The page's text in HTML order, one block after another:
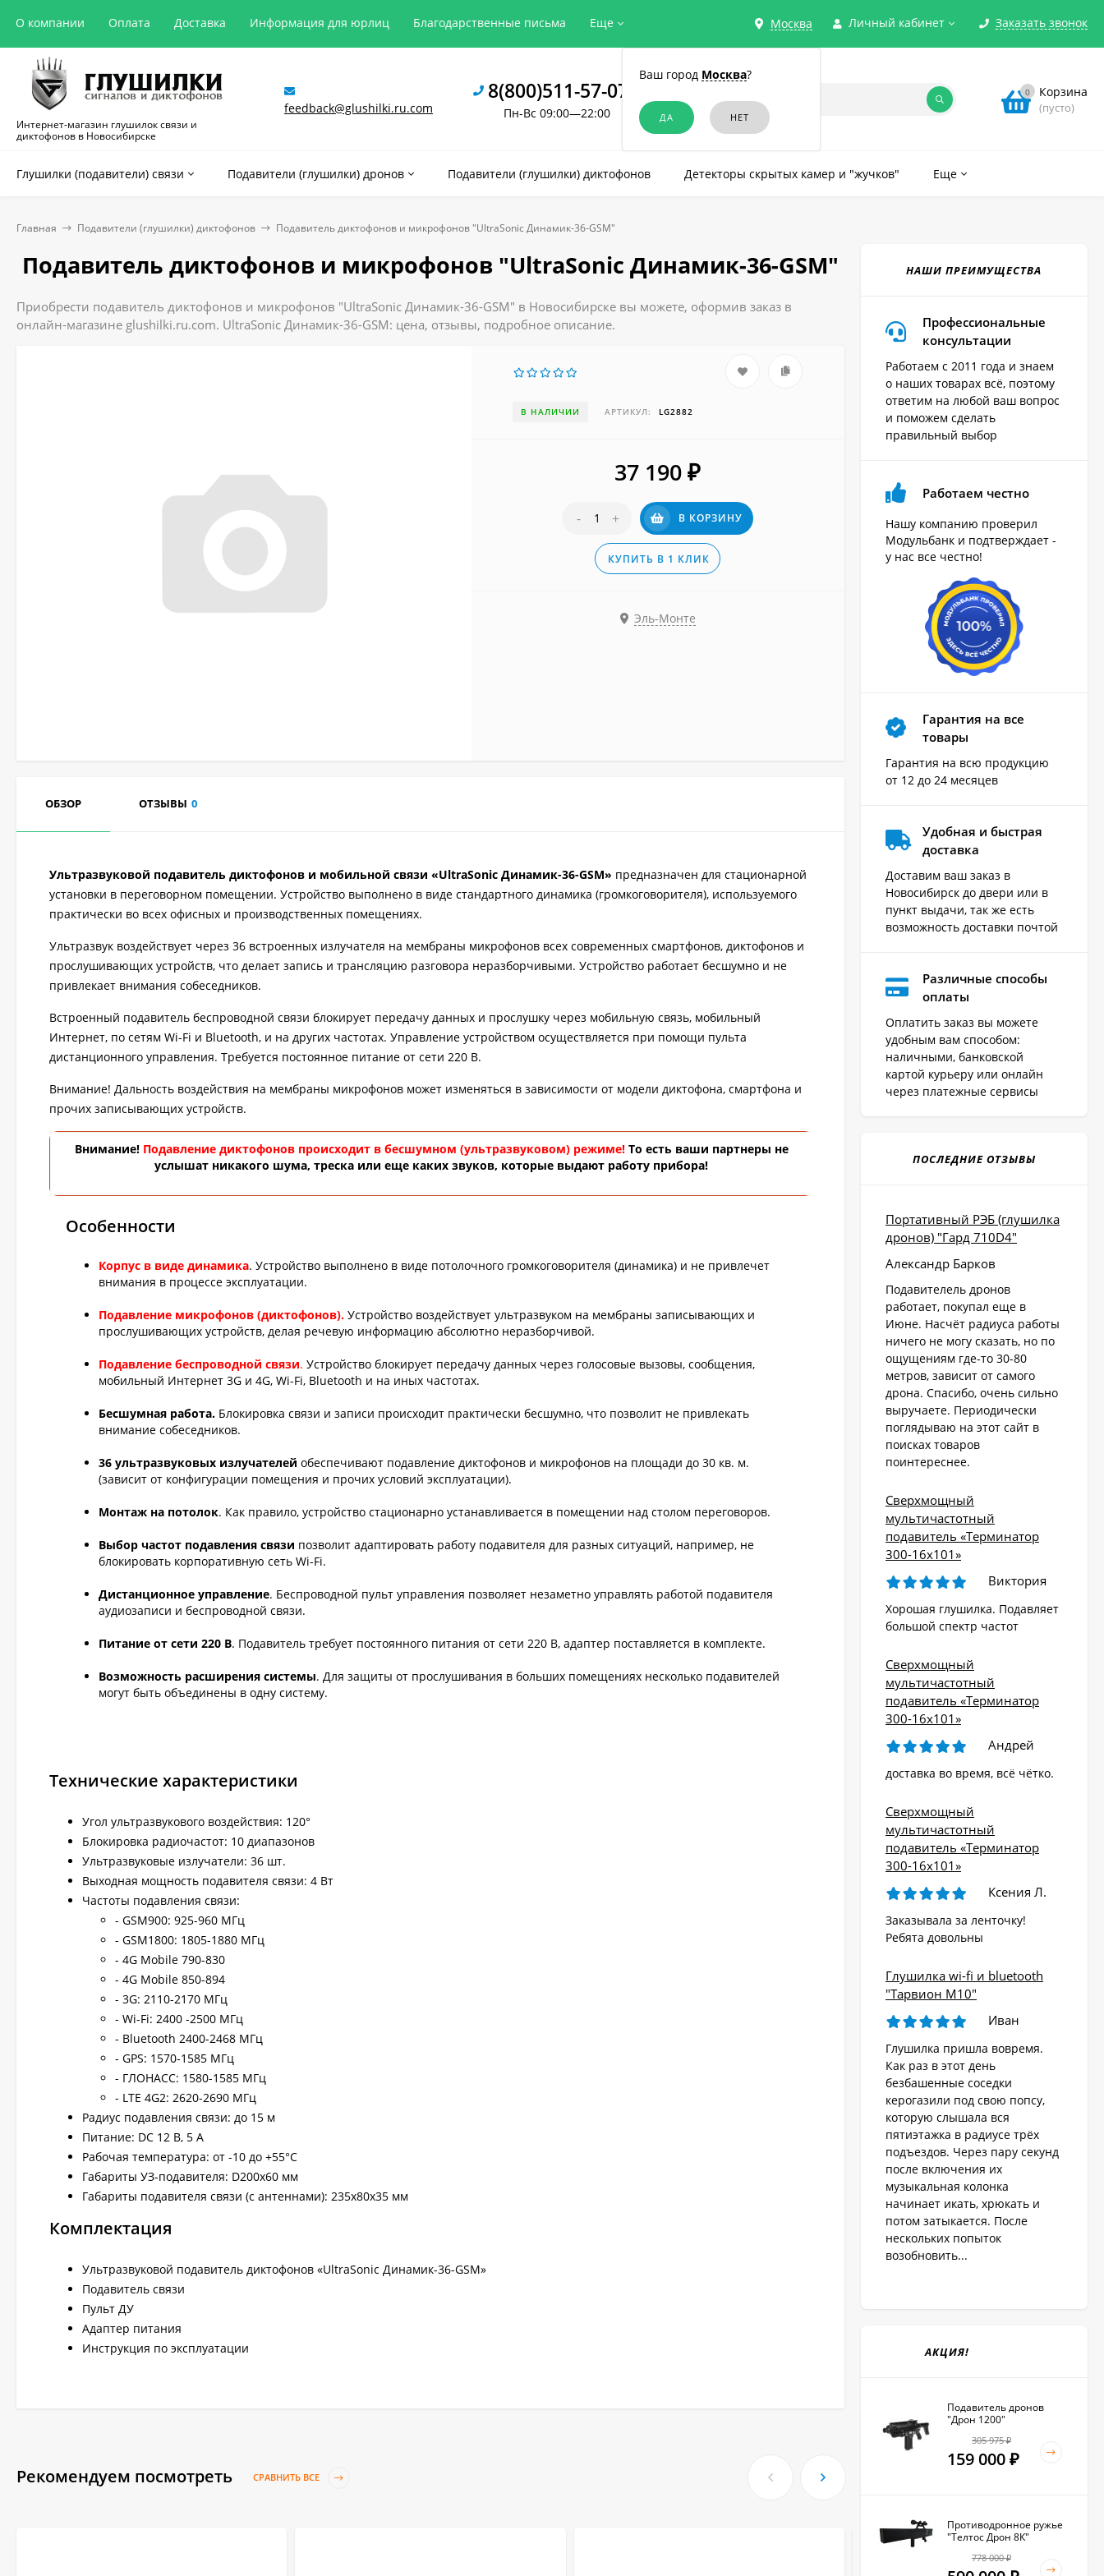
Москва
Ваш город Москва?
Личный кабинет Заказать звонок
О компании Оплата Доставка Информация для юрлиц Благодарственные письма Еще
Интернет-магазин глушилок связи и
диктофонов в Новосибирске
feedback@glushilki.ru.com
8(800)511-57-07
Пн-Вс 09:00—22:00
0 Корзина
(пусто)
Глушилки (подавители) связи Подавители (глушилки) дронов Подавители (глушилки) диктофонов Детекторы скрытых камер и "жучков" Еще
Главная Подавители (глушилки) диктофонов Подавитель диктофонов и микрофонов "UltraSonic Динамик-36-GSM"
Подавитель диктофонов и микрофонов "UltraSonic Динамик-36-GSM"
Приобрести подавитель диктофонов и микрофонов "UltraSonic Динамик-36-GSM" в Новосибирске вы можете, оформив заказ в
онлайн-магазине glushilki.ru.com. UltraSonic Динамик-36-GSM: цена, отзывы, подробное описание.
В НАЛИЧИИ АРТИКУЛ: LG2882
37 190₽
- + В КОРЗИНУ
КУПИТЬ В 1 КЛИК
Эль-Монте
ОБЗОР ОТЗЫВЫ 0
Ультразвуковой подавитель диктофонов и мобильной связи «UltraSonic Динамик-36-GSM» предназначен для стационарной
установки в переговорном помещении. Устройство выполнено в виде стандартного динамика (громкоговорителя), используемого
практически во всех офисных и производственных помещениях.
Ультразвук воздействует через 36 встроенных излучателя на мембраны микрофонов всех современных смартфонов, диктофонов и
прослушивающих устройств, что делает запись и трансляцию разговора неразборчивыми. Устройство работает бесшумно и не
привлекает внимания собеседников.
Встроенный подавитель беспроводной связи блокирует передачу данных и прослушку через мобильную связь, мобильный
Интернет, по сетям Wi-Fi и Bluetooth, и на других частотах. Управление устройством осуществляется при помощи пульта
дистанционного управления. Требуется постоянное питание от сети 220 В.
Внимание! Дальность воздействия на мембраны микрофонов может изменяться в зависимости от модели диктофона, смартфона и
прочих записывающих устройств.
Внимание! Подавление диктофонов происходит в бесшумном (ультразвуковом) режиме! То есть ваши партнеры не
услышат никакого шума, треска или еще каких звуков, которые выдают работу прибора!
Особенности
Корпус в виде динамика. Устройство выполнено в виде потолочного громкоговорителя (динамика) и не привлечет
внимания в процессе эксплуатации.
Подавление микрофонов (диктофонов). Устройство воздействует ультразвуком на мембраны записывающих и
прослушивающих устройств, делая речевую информацию абсолютно неразборчивой.
Подавление беспроводной связи. Устройство блокирует передачу данных через голосовые вызовы, сообщения,
мобильный Интернет 3G и 4G, Wi-Fi, Bluetooth и на иных частотах.
Бесшумная работа. Блокировка связи и записи происходит практически бесшумно, что позволит не привлекать
внимание собеседников.
36 ультразвуковых излучателей обеспечивают подавление диктофонов и микрофонов на площади до 30 кв. м.
(зависит от конфигурации помещения и прочих условий эксплуатации).
Монтаж на потолок. Как правило, устройство стационарно устанавливается в помещении над столом переговоров.
Выбор частот подавления связи позволит адаптировать работу подавителя для разных ситуаций, например, не
блокировать корпоративную сеть Wi-Fi.
Дистанционное управление. Беспроводной пульт управления позволяет незаметно управлять работой подавителя
аудиозаписи и беспроводной связи.
Питание от сети 220 В. Подавитель требует постоянного питания от сети 220 В, адаптер поставляется в комплекте.
Возможность расширения системы. Для защиты от прослушивания в больших помещениях несколько подавителей
могут быть объединены в одну систему.
Технические характеристики
Угол ультразвукового воздействия: 120°
Блокировка радиочастот: 10 диапазонов
Ультразвуковые излучатели: 36 шт.
Выходная мощность подавителя связи: 4 Вт
Частоты подавления связи:
- GSM900: 925-960 МГц
- GSM1800: 1805-1880 МГц
- 4G Mobile 790-830
- 4G Mobile 850-894
- 3G: 2110-2170 МГц
- Wi-Fi: 2400 -2500 МГц
- Bluetooth 2400-2468 МГц
- GPS: 1570-1585 МГц
- ГЛОНАСС: 1580-1585 МГц
- LTE 4G2: 2620-2690 МГц
Радиус подавления связи: до 15 м
Питание: DC 12 В, 5 А
Рабочая температура: от -10 до +55°C
Габариты УЗ-подавителя: D200x60 мм
Габариты подавителя связи (с антеннами): 235х80х35 мм
Комплектация
Ультразвуковой подавитель диктофонов «UltraSonic Динамик-36-GSM»
Подавитель связи
Пульт ДУ
Адаптер питания
Инструкция по эксплуатации
Рекомендуем посмотреть СРАВНИТЬ ВСЕ
НАШИ ПРЕИМУЩЕСТВА
Профессиональные
консультации
Работаем с 2011 года и знаем
о наших товарах всё, поэтому
ответим на любой ваш вопрос
и поможем сделать
правильный выбор
Работаем честно
Нашу компанию проверил
Модульбанк и подтверждает -
у нас все честно!
Гарантия на все
товары
Гарантия на всю продукцию
от 12 до 24 месяцев
Удобная и быстрая
доставка
Доставим ваш заказ в
Новосибирск до двери или в
пункт выдачи, так же есть
возможность доставки почтой
Различные способы
оплаты
Оплатить заказ вы можете
удобным вам способом:
наличными, банковской
картой курьеру или онлайн
через платежные сервисы
ПОСЛЕДНИЕ ОТЗЫВЫ
Портативный РЭБ (глушилка
дронов) "Гард 710D4"
Александр Барков
Подавителель дронов
работает, покупал еще в
Июне. Насчёт радиуса работы
ничего не могу сказать, но по
ощущениям где-то 30-80
метров, зависит от самого
дрона. Спасибо, очень сильно
выручаете. Периодически
поглядываю на этот сайт в
поисках товаров
поинтереснее.
Сверхмощный
мультичастотный
подавитель «Терминатор
300-16х101»
Виктория
Хорошая глушилка. Подавляет
большой спектр частот
Сверхмощный
мультичастотный
подавитель «Терминатор
300-16х101»
Андрей
доставка во время, всё чётко.
Сверхмощный
мультичастотный
подавитель «Терминатор
300-16х101»
Ксения Л.
Заказывала за ленточку!
Ребята довольны
Глушилка wi-fi и bluetooth
"Тарвион M10"
Иван
Глушилка пришла вовремя.
Как раз в этот день
безбашенные соседки
керогазили под свою попсу,
которую слышала вся
пятиэтажка в радиусе трёх
подъездов. Через пару секунд
после включения их
музыкальная колонка
начинает икать, хрюкать и
потом затыкается. После
нескольких попыток
возобновить...
АКЦИЯ!
Подавитель дронов
"Дрон 1200"
305 975₽
159 000 ₽
Противодронное ружье
"Телтос Дрон 8К"
778 000₽